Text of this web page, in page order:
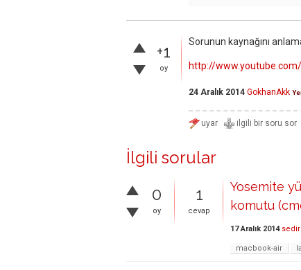
+1
oy
Sorunun kaynağını
http://
24 Aralık 2014 GokhanAkk
İlgili sorular
0
oy
1
cevap
Yosemite
komutu
17 Aralık 2014 sedir
macbook-air